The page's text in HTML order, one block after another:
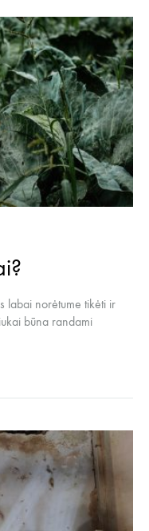
labai norėtume tikėti ir
būna randami
Kai labai nori ir